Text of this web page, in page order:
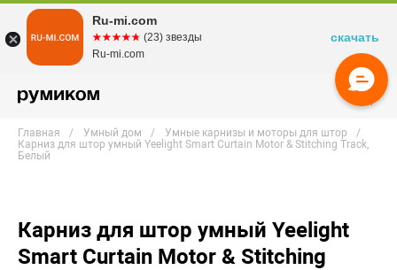
Главная Умный дом
Умные карнизы и моторы для штор
Карниз для штор умный Yeelight Smart Curtain Motor & Stitching Track,
Белый
Карниз для штор умный Yeelight
Smart Curtain Motor & Stitching
Ru-mi.com
☆☆☆☆☆
★★★★★ (23) звезды
Ru-mi.com
скачать